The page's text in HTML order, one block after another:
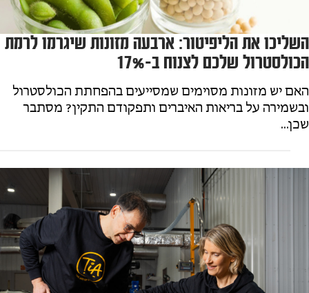
השליכו את הליפיטור: ארבעה מזונות שיגרמו לרמת
הכולסטרול שלכם לצנוח ב-17%
האם יש מזונות מסוימים שמסייעים בהפחתת הכולסטרול
ובשמירה על בריאות האיברים ותפקודם התקין? מסתבר
שכן...